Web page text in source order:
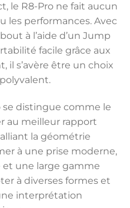
le R8-Pro ne fait aucun
les performances. Avec
à l’aide d’un Jump
facile grâce aux
il s’avère être un choix
se distingue comme le
au meilleur rapport
la géométrie
à une prise moderne,
une large gamme
à diverses formes et
interprétation